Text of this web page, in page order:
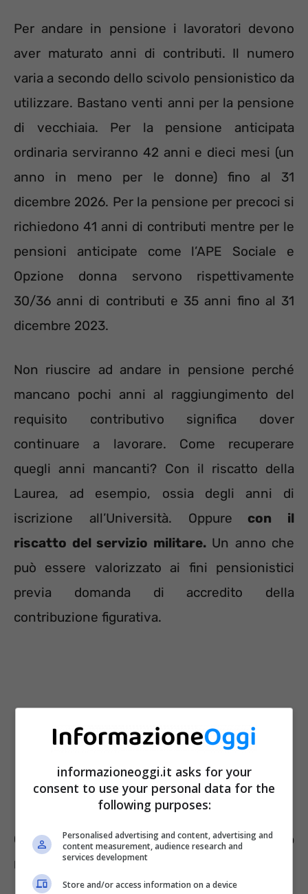
Per andare in pensione i lavoratori devono
aver maturato anni di contributi. Il numero
varia a secondo dello scivolo pensionistico da
utilizzare. Bastano venti anni per la pensione
di vecchiaia. Per la pensione anticipata
ordinaria serviranno 42 anni e dieci mesi (un
anno in meno per le donne) fino al 31
dicembre 2026. Per la pensione per precoci si
richiedono 41 anni di contributi mentre per le
pensioni anticipate come l’APE Sociale e
Opzione donna servono rispettivamente
30/36 anni di contributi e 35 anni fino al 31
dicembre 2023.
Non riuscire ad andare in pensione perché
mancano pochi anni al raggiungimento del
requisito contributivo significa dover
continuare a lavorare. Come recuperare
quegli anni mancanti? Con il riscatto della
Laurea, ad esempio, ossia degli anni di
iscrizione all’Università. Oppure con il
riscatto del servizio militare.Un anno che
può essere valorizzato ai fini pensionistici
previa domanda di accredito della
contribuzione figurativa.
Come recuperare l’anno del servizio
militare ai fini pensionistici
informazioneoggi.it asks for your
consent to use your personal data for the
following purposes:
Personalised advertising and content, advertising and
content measurement, audience research and
services development
Store and/or access information on a device